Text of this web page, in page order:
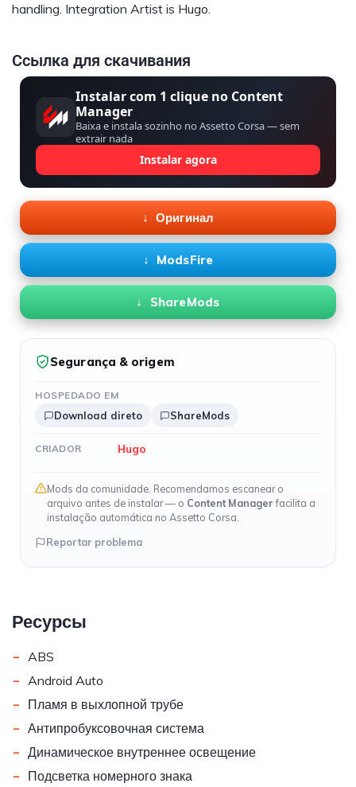
handling. Integration Artist is Hugo.
Ссылка для скачивания
Instalar com 1 clique no Content
Manager
Baixa e instala sozinho no Assetto Corsa — sem
extrair nada
Instalar agora
Оригинал
ModsFire
ShareMods
Segurança & origem
HOSPEDADO EM
Download direto ShareMods
CRIADOR Hugo
Mods da comunidade. Recomendamos escanear o
arquivo antes de instalar — o Content Managerfacilita a
instalação automática no Assetto Corsa.
Reportar problema
Ресурсы
- ABS
- Android Auto
- Пламя в выхлопной трубе
- Антипробуксовочная система
- Динамическое внутреннее освещение
- Подсветка номерного знака